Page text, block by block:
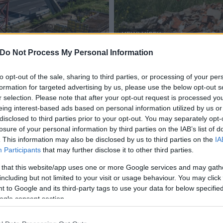
Do Not Process My Personal Information
opt-out of the sale, sharing to third parties, or processing of your
for targeted advertising by us, please use the below opt-out
selection. Please note that after your opt-out request is processed
interest-based ads based on personal information utilized by us
to third parties prior to your opt-out. You may separately
of your personal information by third parties on the IAB’s list of
This information may also be disclosed by us to third parties on the
Participants that may further disclose it to other third parties.
that this website/app uses one or more Google services and may
but not limited to your visit or usage behaviour. You may
to Google and its third-party tags to use your data for below
consent section.
is - FOTÓK
HELYI HÍREK
Bicske
2025.04.01
Toronybontáshoz ért a fehérvári
vasútfejlesztés
2016.05.12